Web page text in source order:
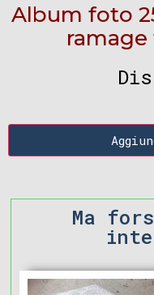
Album foto
Ma